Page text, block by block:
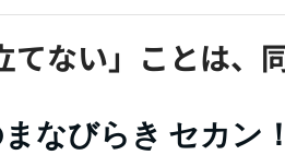
てない」ことは、
なびらき セカン